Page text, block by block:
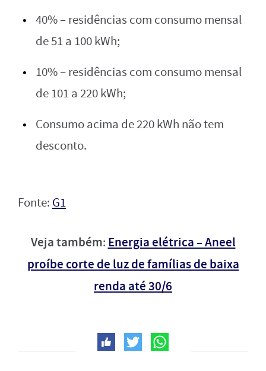
40% – residências com consumo mensal
de 51 a 100 kWh;
10% – residências com consumo mensal
de 101 a 220 kWh;
Consumo acima de 220 kWh não tem
desconto.
Fonte: G1
Veja também: Energia elétrica – Aneel
proíbe corte de luz de famílias de baixa
renda até 30/6